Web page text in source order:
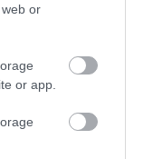
or
or app.